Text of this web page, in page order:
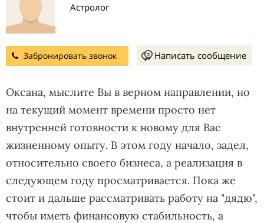
Астролог
Забронировать звонок Написать сообщение
Оксана, мыслите Вы в верном направлении, но
на текущий момент времени просто нет
внутренней готовности к новому для Вас
жизненному опыту. В этом году начало, задел,
относительно своего бизнеса, а реализация в
следующем году просматривается. Пока же
стоит и дальше рассматривать работу на "дядю",
чтобы иметь финансовую стабильность, а